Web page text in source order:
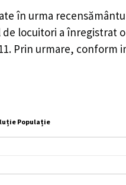
în urma
locuitori a înregistrat o
Prin urmare, conform
Populație